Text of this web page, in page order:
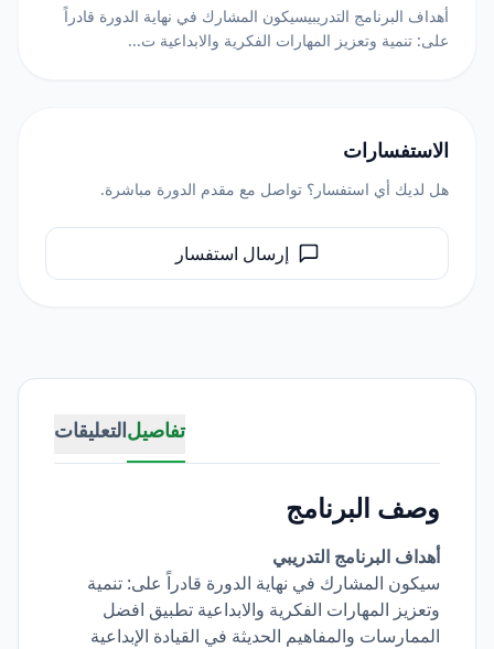
تفاصيلالتعليقات
وصف البرنامج
أهداف البرنامج التدريبي
سيكون المشارك في نهاية الدورة قادراً على: تنمية
وتعزيز المهارات الفكرية والابداعية تطبيق افضل
الممارسات والمفاهيم الحديثة في القيادة الإبداعية
أهداف البرنامج التدريبيسيكون المشارك في نهاية الدورة قادراً
على: تنمية وتعزيز المهارات الفكرية والابداعية ت...
الاستفسارات
هل لديك أي استفسار؟ تواصل مع مقدم الدورة مباشرة.
إرسال استفسار